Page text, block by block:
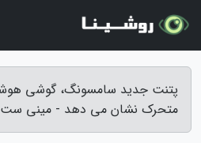
متحرک نشان می دهد - مینی ست